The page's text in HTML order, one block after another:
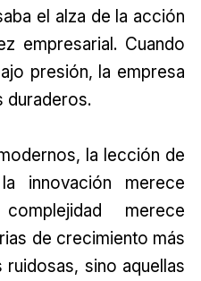
el alza de la acción
empresarial. Cuando
presión, la empresa
duraderos.
la lección de
innovación merece
merece
de crecimiento más
sino aquellas